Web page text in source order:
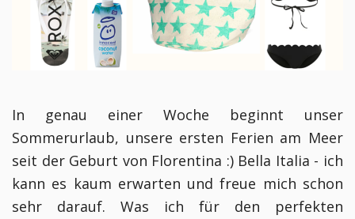
In genau einer Woche beginnt unser
Sommerurlaub, unsere ersten Ferien am Meer
seit der Geburt von Florentina :) Bella Italia - ich
kann es kaum erwarten und freue mich schon
sehr darauf. Was ich für den perfekten